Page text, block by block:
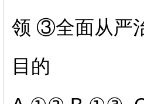
领 ③全面从严
目的